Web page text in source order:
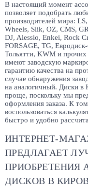
В настоящий момент
позволяет подобрать
производителей мира:
Wheels, Slik, OZ, CMS,
DJ, Alessio, Enkei, Rock
FORSAGE, TG,
Тольятти, KWM и прочих
имеют заводскую
гарантию качества на
случае обнаружения
на аналогичный. Диски в
проще, поскольку мы
оформления заказа. К
воспользоваться
быстро и удобно
ИНТЕРНЕТ-
ПРЕДЛАГАЕТ
ПРИОБРЕТЕНИЯ
ДИСКОВ В